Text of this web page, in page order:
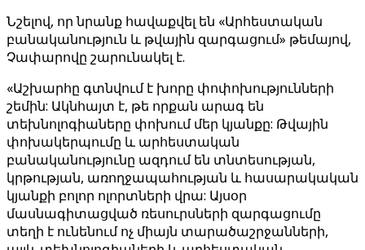
Նշելով, որ նրանք հավաքվել են «Արհեստական ​​
բանականություն և թվային զարգացում» թեմայով,
Չափարովը շարունակել է.
«Աշխարհը գտնվում է խորը փոփոխությունների
շեմին: Ակնհայտ է, թե որքան արագ են
տեխնոլոգիաները փոխում մեր կյանքը: Թվային
փոխակերպումը և արհեստական ​​
բանականությունը ազդում են տնտեսության,
կրթության, առողջապահության և հասարակական
կյանքի բոլոր ոլորտների վրա: Այսօր
մասնագիտացված ռեսուրսների զարգացումը
տեղի է ունենում ոչ միայն տարածաշրջանների,